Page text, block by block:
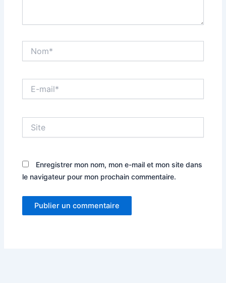
mail*
Enregistrer mon nom, mon e-mail et mon site dans
le navigateur pour mon prochain commentaire.